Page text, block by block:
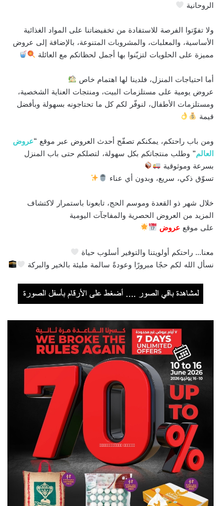
الروحانية
ولا تفوّتوا الفرصة للاستفادة من تخفيضاتنا على المواد الغذائية
الأساسية، والمعلبات، والمشروبات المتنوعة، بالإضافة إلى عروض
مميزة على الحلويات لتزيّنوا بها أجمل لحظاتكم مع العائلة
أما احتياجات المنزل، فلدينا لها اهتمام خاص
عروض يومية على مستلزمات البيت، ومنتجات العناية الشخصية،
ومستلزمات الأطفال، لنوفّر لكم كل ما تحتاجونه بسهولة وبأفضل
قيمة
ومن باب راحتكم، يمكنكم تصفّح أحدث العروض عبر موقع “عروض
العالم” وطلب منتجاتكم بكل سهولة، لتصلكم حتى باب المنزل
بسرعة وموثوقية
تسوّق ذكي، سريع، وبدون أي عناء
خلال شهر ذو القعدة وموسم الحج، تابعونا باستمرار لاكتشاف
المزيد من العروض الحصرية والمفاجآت اليومية
على موقع عروض
معنا… راحتكم أولويتنا والتوفير أسلوب حياة
نسأل الله لكم حجًا مبرورًا وعودةً سالمة مليئة بالخير والبركة